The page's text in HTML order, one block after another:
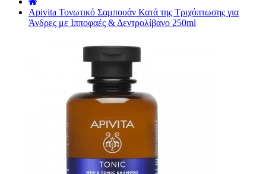
Apivita Τονωτικό Σαμπουάν Κατά της Τριχόπτωσης για
Άνδρες με Ιπποφαές & Δεντρολίβανο 250ml